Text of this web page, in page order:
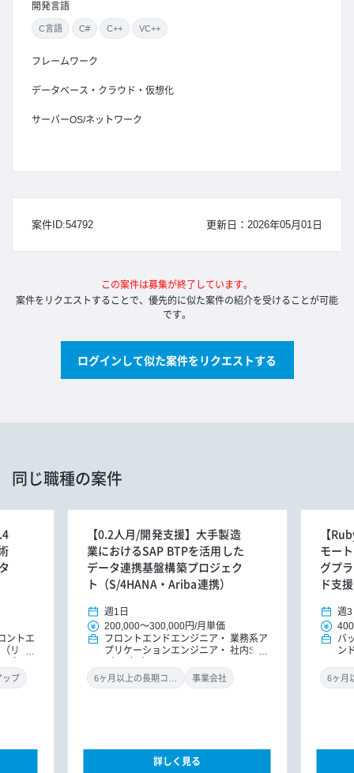
開発言語
C言語 C# C++ VC++
フレームワーク
データベース・クラウド・仮想化
サーバーOS/ネットワーク
更新日：2026年05月01日
案件ID:54792
この案件は募集が終了しています。
案件をリクエストすることで、優先的に似た案件の紹介を受けることが可能
です。
ログインして似た案件をリクエストする
同じ職種の案件
ントエ
リー
ップ
【0.2人月/開発支援】大手製造
業におけるSAP BTPを活用した
データ連携基盤構築プロジェク
ト（S/4HANA・Ariba連携）
週1日
200,000～300,000円/月単価
フロントエンドエンジニア
業務系ア
プリケーションエンジニア
社内SE
事業会社
詳しく見る
【
モー
グプ
ド支援
週3
バ
ン